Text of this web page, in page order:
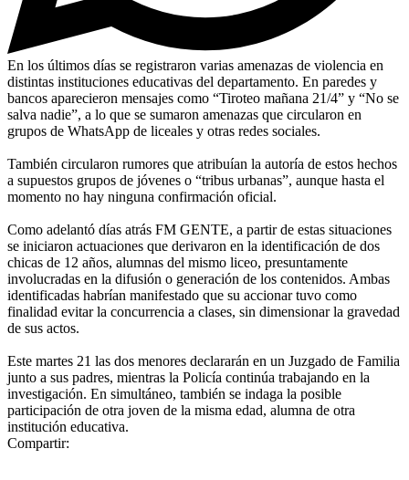
En los últimos días se registraron varias amenazas de violencia en
distintas instituciones educativas del departamento. En paredes y
bancos aparecieron mensajes como “Tiroteo mañana 21/4” y “No se
salva nadie”, a lo que se sumaron amenazas que circularon en
grupos de WhatsApp de liceales y otras redes sociales.
También circularon rumores que atribuían la autoría de estos hechos
a supuestos grupos de jóvenes o “tribus urbanas”, aunque hasta el
momento no hay ninguna confirmación oficial.
Como adelantó días atrás FM GENTE, a partir de estas situaciones
se iniciaron actuaciones que derivaron en la identificación de dos
chicas de 12 años, alumnas del mismo liceo, presuntamente
involucradas en la difusión o generación de los contenidos. Ambas
identificadas habrían manifestado que su accionar tuvo como
finalidad evitar la concurrencia a clases, sin dimensionar la gravedad
de sus actos.
Este martes 21 las dos menores declararán en un Juzgado de Familia
junto a sus padres, mientras la Policía continúa trabajando en la
investigación. En simultáneo, también se indaga la posible
participación de otra joven de la misma edad, alumna de otra
institución educativa.
Compartir: